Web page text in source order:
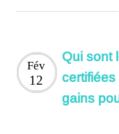
Qui sont
gains
Fév
12